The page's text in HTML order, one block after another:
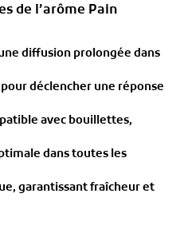
de l’arôme Pain
diffusion prolongée dans
déclencher une réponse
avec bouillettes,
dans toutes les
, garantissant fraîcheur et